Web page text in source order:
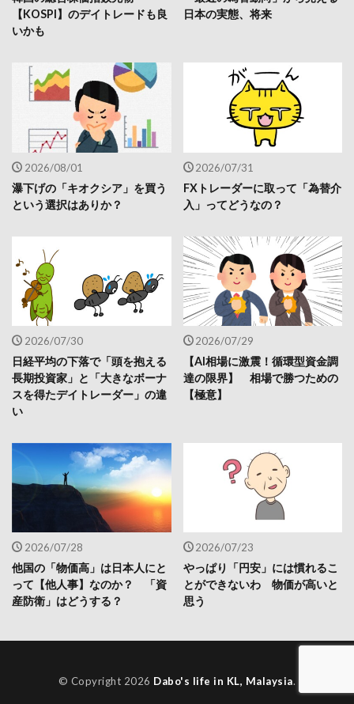
【KOSPI】のデイトレードも良
いかも
日本の実態、将来
2026/08/01
瀑下げの「キオクシア」を買う
という選択はありか？
2026/07/31
FXトレーダーに取って「為替介
入」ってどうなの？
2026/07/30
日経平均の下落で「頭を抱える
長期投資家」と「大きなボーナ
スを得たデイトレーダー」の違
い
2026/07/29
【AI相場に激震！循環型資金調
達の限界】 相場で勝つための
【極意】
2026/07/28
他国の「物価高」は日本人にと
って【他人事】なのか？ 「資
産防衛」はどうする？
2026/07/23
やっぱり「円安」には慣れるこ
とができないわ 物価が高いと
思う
© Copyright 2026 Dabo's life in KL, Malaysia.